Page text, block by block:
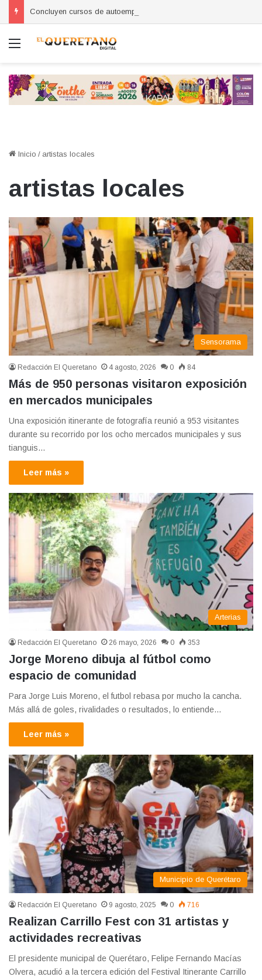
Menú
Inicio / artistas locales
artistas locales
Sensorama
Redacción El Queretano 4 agosto, 2026 0 84
Más de 950 personas visitaron exposición
en mercados municipales
Una exposición itinerante de fotografía reunió a 953 visitantes
durante su recorrido por los ocho mercados municipales y sus
tianguis…
Leer más »
Arterias
Redacción El Queretano 26 mayo, 2026 0 353
Jorge Moreno dibuja al fútbol como
espacio de comunidad
Para Jorge Luis Moreno, el futbol rebasa por mucho la cancha.
Más allá de goles, rivalidades o resultados, lo entiende…
Leer más »
Municipio de Querétaro
Redacción El Queretano 9 agosto, 2025 0 716
Realizan Carrillo Fest con 31 artistas y
actividades recreativas
El presidente municipal de Querétaro, Felipe Fernando Macías
Olvera, acudió a la tercera edición del Festival Itinerante Carrillo